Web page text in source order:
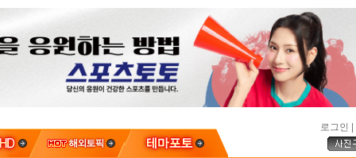
로그인